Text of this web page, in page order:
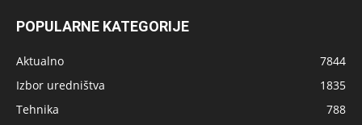
POPULARNE KATEGORIJE
Aktualno
7844
Izbor uredništva
1835
Tehnika
788